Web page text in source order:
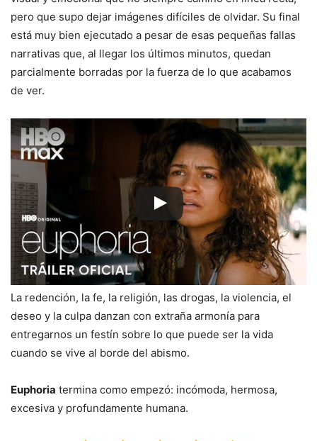
pero que supo dejar imágenes difíciles de olvidar. Su final
está muy bien ejecutado a pesar de esas pequeñas fallas
narrativas que, al llegar los últimos minutos, quedan
parcialmente borradas por la fuerza de lo que acabamos
de ver.
La redención, la fe, la religión, las drogas, la violencia, el
deseo y la culpa danzan con extraña armonía para
entregarnos un festín sobre lo que puede ser la vida
cuando se vive al borde del abismo.
Euphoria termina como empezó: incómoda, hermosa,
excesiva y profundamente humana.